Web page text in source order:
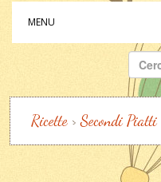
MENU
Ricerca
per:
Ricette >Secondi Piatti